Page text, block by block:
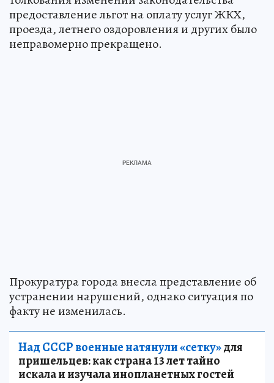
предоставление льгот на оплату услуг ЖКХ,
проезда, летнего оздоровления и других было
неправомерно прекращено.
Прокуратура города внесла представление об
устранении нарушений, однако ситуация по
факту не изменилась.
Над СССР военные натянули «сетку»для
пришельцев: как страна 13 лет тайно
искала и изучала инопланетных гостей